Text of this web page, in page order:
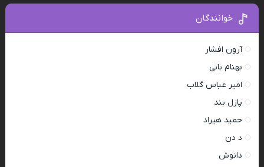
خوانندگان
آرون افشار
بهنام بانی
امیر عباس گلاب
پازل بند
حمید هیراد
د دن
دانوش